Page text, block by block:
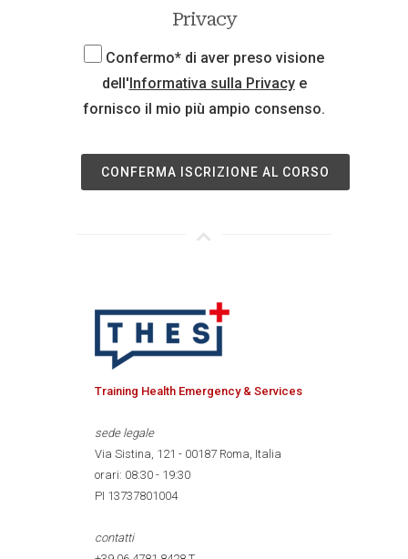
Privacy
Confermo* di aver preso visione
dell'Informativa sulla Privacye
fornisco il mio più ampio consenso.
CONFERMA ISCRIZIONE AL CORSO
Training Health Emergency & Services
sede legale
Via Sistina, 121 - 00187 Roma, Italia
orari: 08:30 - 19:30
PI 13737801004
contatti